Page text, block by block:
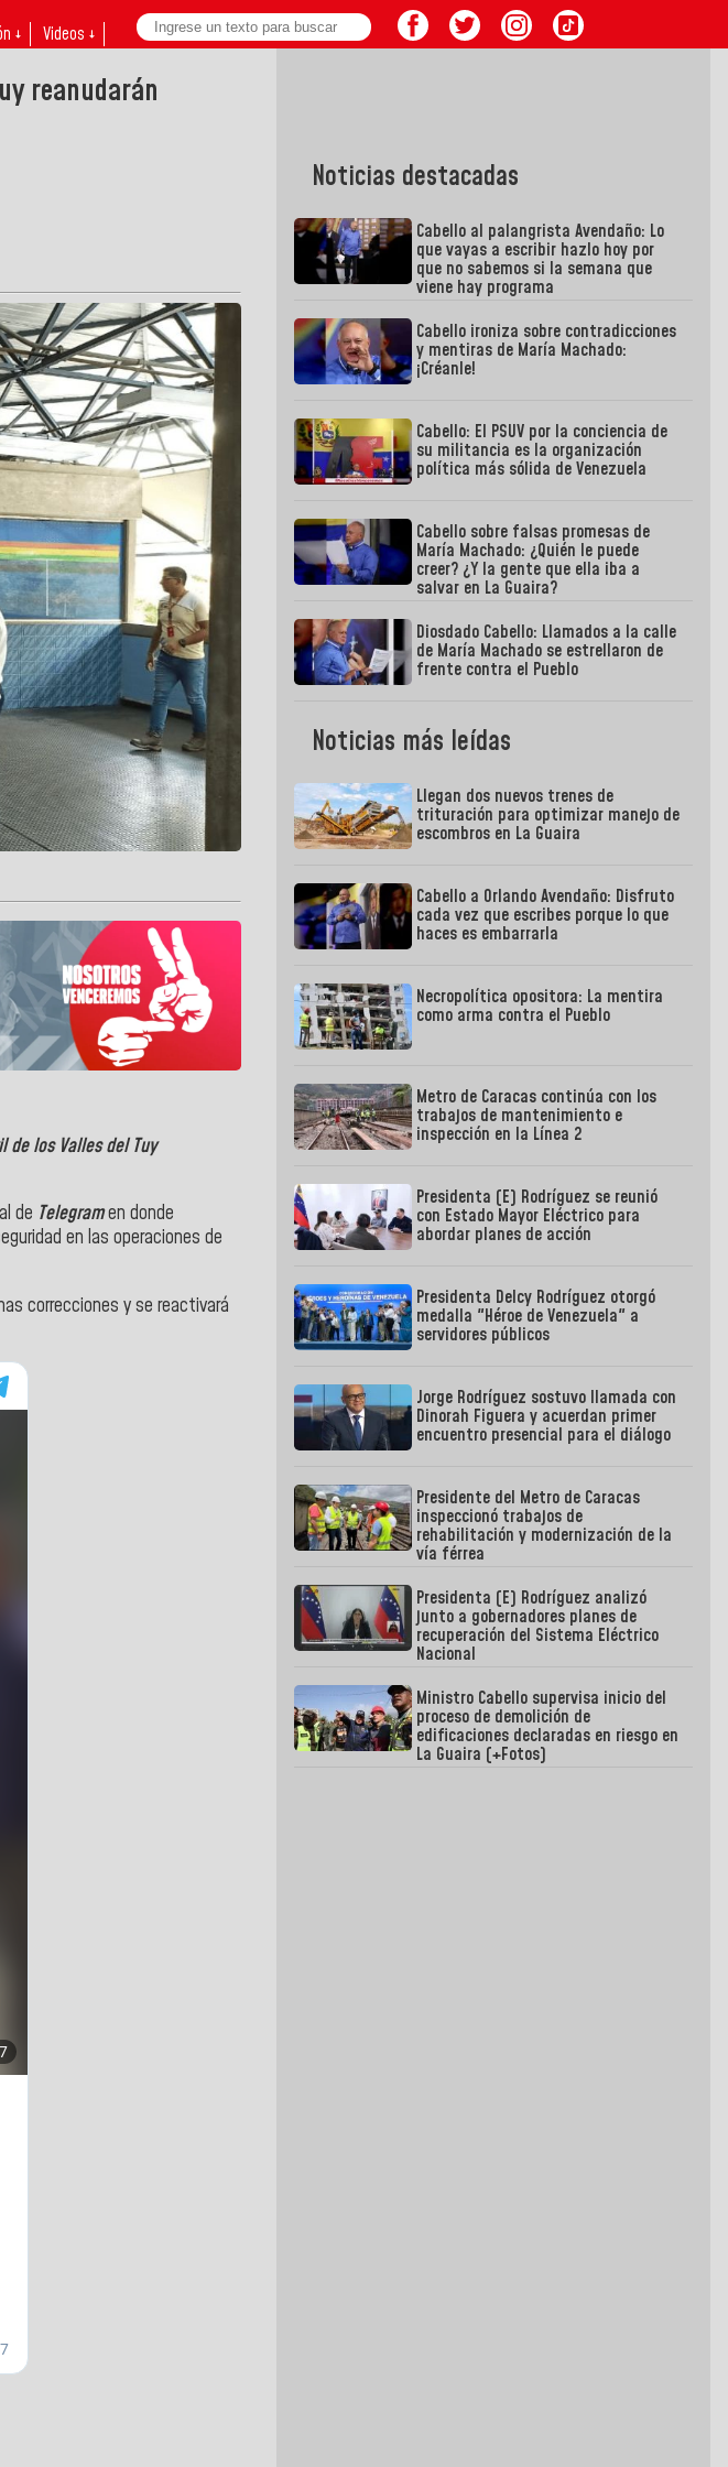
↓ Videos ↓
reanudarán
de los Valles del Tuy
de Telegramen donde
en las operaciones de
correcciones y se reactivará
Noticias destacadas
Cabello al palangrista Avendaño: Lo
que vayas a escribir hazlo hoy por
que no sabemos si la semana que
viene hay programa
Cabello ironiza sobre contradicciones
y mentiras de María Machado:
¡Créanle!
Cabello: El PSUV por la conciencia de
su militancia es la organización
política más sólida de Venezuela
Cabello sobre falsas promesas de
María Machado: ¿Quién le puede
creer? ¿Y la gente que ella iba a
salvar en La Guaira?
Diosdado Cabello: Llamados a la calle
de María Machado se estrellaron de
frente contra el Pueblo
Noticias más leídas
Llegan dos nuevos trenes de
trituración para optimizar manejo de
escombros en La Guaira
Cabello a Orlando Avendaño: Disfruto
cada vez que escribes porque lo que
haces es embarrarla
Necropolítica opositora: La mentira
como arma contra el Pueblo
Metro de Caracas continúa con los
trabajos de mantenimiento e
inspección en la Línea 2
Presidenta (E) Rodríguez se reunió
con Estado Mayor Eléctrico para
abordar planes de acción
Presidenta Delcy Rodríguez otorgó
medalla "Héroe de Venezuela" a
servidores públicos
Jorge Rodríguez sostuvo llamada con
Dinorah Figuera y acuerdan primer
encuentro presencial para el diálogo
Presidente del Metro de Caracas
inspeccionó trabajos de
rehabilitación y modernización de la
vía férrea
Presidenta (E) Rodríguez analizó
junto a gobernadores planes de
recuperación del Sistema Eléctrico
Nacional
Ministro Cabello supervisa inicio del
proceso de demolición de
edificaciones declaradas en riesgo en
La Guaira (+Fotos)